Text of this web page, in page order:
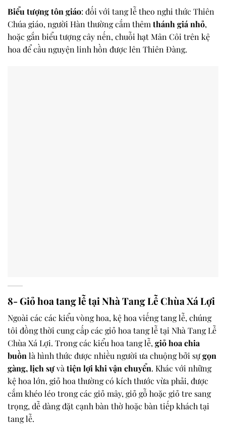
Biểu tượng tôn giáo: đối với tang lễ theo nghi thức Thiên
Chúa giáo, người Hàn thường cắm thêm thánh giá nhỏ,
hoặc gắn biểu tượng cây nến, chuỗi hạt Mân Côi trên kệ
hoa để cầu nguyện linh hồn được lên Thiên Đàng.
8- Giỏ hoa tang lễ tại Nhà Tang Lễ Chùa Xá Lợi
Ngoài các các kiểu vòng hoa, kệ hoa viếng tang lễ, chúng
tôi đồng thời cung cấp các giỏ hoa tang lễ tại Nhà Tang Lễ
Chùa Xá Lợi. Trong các kiểu hoa tang lễ,giỏ hoa chia
buồnlà hình thức được nhiều người ưa chuộng bởi sựgọn
gàng, lịch sựvàtiện lợi khi vận chuyển. Khác với những
kệ hoa lớn, giỏ hoa thường có kích thước vừa phải, được
cắm khéo léo trong các giỏ mây, giỏ gỗ hoặc giỏ tre sang
trọng, dễ dàng đặt cạnh bàn thờ hoặc bàn tiếp khách tại
tang lễ.